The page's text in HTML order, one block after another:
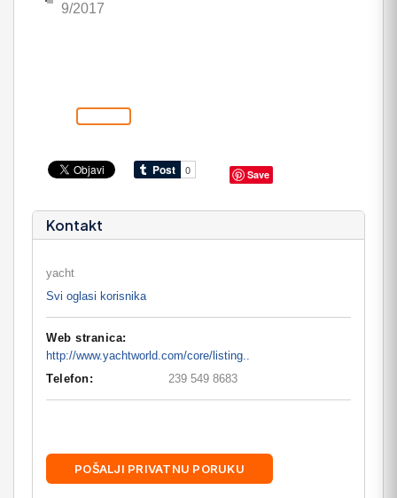
9/2017
Save
Kontakt
yacht
Svi oglasi korisnika
Web stranica:
http://www.yachtworld.com/core/listing..
Telefon:
239 549 8683
POŠALJI PRIVATNU PORUKU